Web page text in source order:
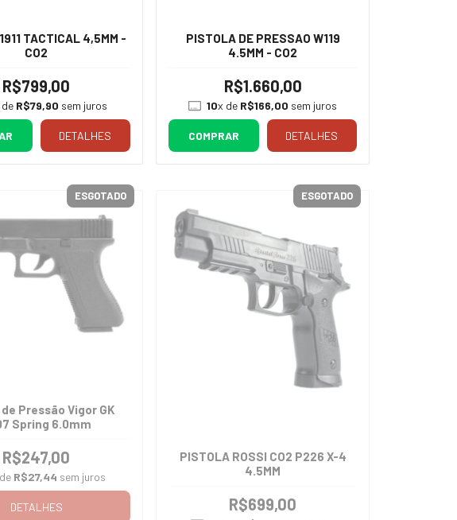
TACTICAL 4,5MM -
CO2
R$799,00
R$79,90 sem juros
DETALHES
PISTOLA DE PRESSAO W119
4.5MM - CO2
R$1.660,00
10x de R$166,00 sem juros
COMPRAR DETALHES
ESGOTADO
Pressão Vigor GK
Spring 6.0mm
R$247,00
R$27,44 sem juros
DETALHES
ESGOTADO
PISTOLA ROSSI CO2 P226 X-4
4.5MM
R$699,00